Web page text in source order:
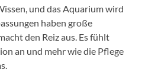
und das Aquarium wird
haben große
den Reiz aus. Es fühlt
an und mehr wie die Pflege